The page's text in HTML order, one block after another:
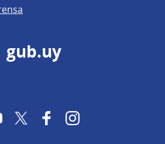
gub.uy
YouTubeTwitter FacebookInstagram